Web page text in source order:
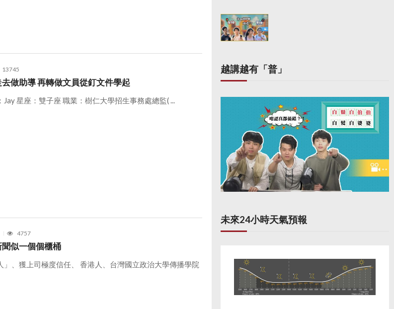
13745
做助導 再轉做文員從釘文件學起
星座：雙子座 職業：樹仁大學招生事務處總監( ...
4757
似一個個櫃桶
」、獲上司極度信任、 香港人、台灣國立政治大學傳播學院
越講越有「普」
未來24小時天氣預報